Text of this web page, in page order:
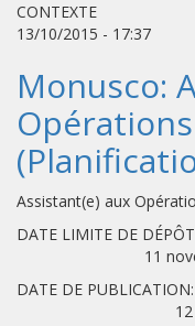
CONTEXTE
13/10/2015 - 17:37
Monusco:
Assistant(e) aux
DATE LIMITE DE
11
DATE DE
12